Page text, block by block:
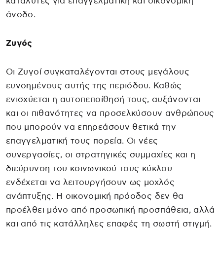
άνοδο.
Ζυγός
Οι Ζυγοί συγκαταλέγονται στους μεγάλους
ευνοημένους αυτής της περιόδου. Καθώς
ενισχύεται η αυτοπεποίθησή τους, αυξάνονται
και οι πιθανότητες να προσελκύσουν ανθρώπους
που μπορούν να επηρεάσουν θετικά την
επαγγελματική τους πορεία. Οι νέες
συνεργασίες, οι στρατηγικές συμμαχίες και η
διεύρυνση του κοινωνικού τους κύκλου
ενδέχεται να λειτουργήσουν ως μοχλός
ανάπτυξης. Η οικονομική πρόοδος δεν θα
προέλθει μόνο από προσωπική προσπάθεια, αλλά
και από τις κατάλληλες επαφές τη σωστή στιγμή.